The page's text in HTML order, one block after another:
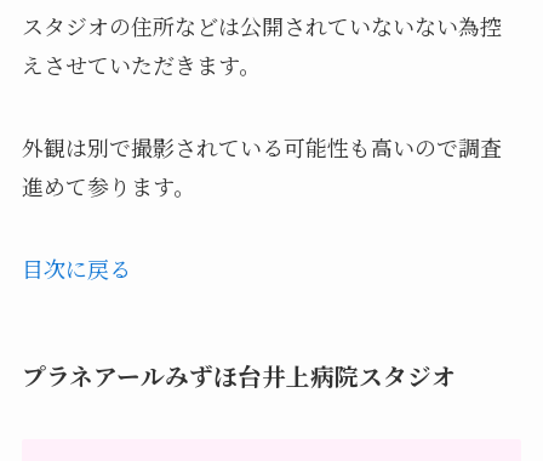
スタジオの住所などは公開されていないない為控
えさせていただきます。
外観は別で撮影されている可能性も高いので調査
進めて参ります。
目次に戻る
プラネアールみずほ台井上病院スタジオ